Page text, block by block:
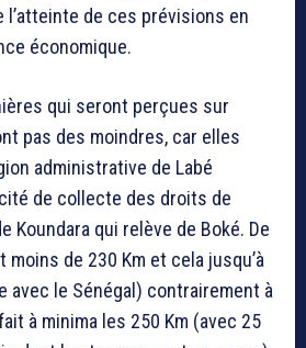
l’atteinte de ces prévisions en
économique.
qui seront perçues sur
pas des moindres, car elles
administrative de Labé
de collecte des droits de
Koundara qui relève de Boké. De
de 230 Km et cela jusqu’à
avec le Sénégal) contrairement à
à minima les 250 Km (avec 25